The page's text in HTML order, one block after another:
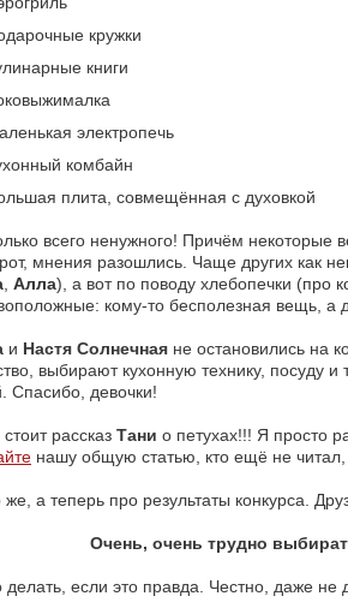
кружки
книги
электропечь
комбайн
плита, совмещённая с духовкой
всего ненужного! Причём
мнения разошлись. Чаще других как
Алла) , а вот по поводу хлебопечки (про
кому-то бесполезная вещь, а
и Настя Солнечная не остановились на
выбирают кухонную технику, посуду и
Спасибо, девочки!
рассказ Тани о петухах!!! Я просто
нашу общую статью, кто ещё не
же, а теперь про результаты конкурса.
Очень, очень трудно
делать, если это правда. Честно, даже не